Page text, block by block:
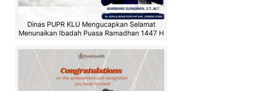
Dinas PUPR KLU Mengucapkan Selamat
Menunaikan Ibadah Puasa Ramadhan 1447 H